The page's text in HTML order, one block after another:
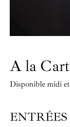
A la
Disponible midi